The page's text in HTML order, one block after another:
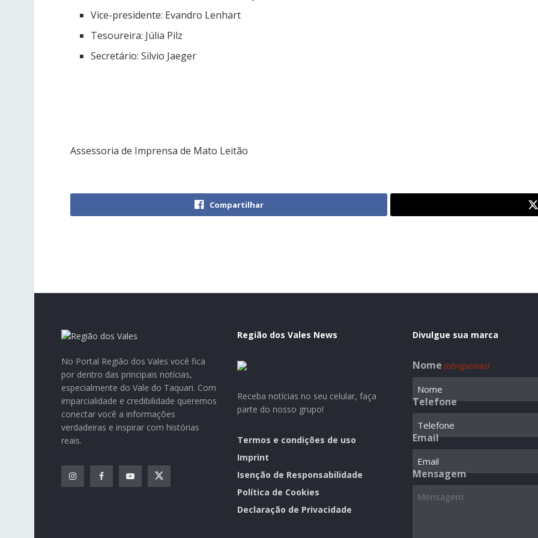
Vice-presidente: Evandro Lenhart
Tesoureira: Júlia Pilz
Secretário: Silvio Jaeger
Assessoria de Imprensa de Mato Leitão
Compartilhar
No Portal Região dos Vales você fica
por dentro das principais notícias,
especialmente do Vale do Taquari. Com
imparcialidade e credibilidade queremos
conectar você a informações
verdadeiras e inspirar com histórias
reais.
Região dos Vales News
Receba notícias no seu celular, faça
parte do nosso grupo!
Termos e condições de uso
Imprint
Isenção de Responsabilidade
Política de Cookies
Declaração de Privacidade
Divulgue sua marca
Nome (obrigatório)
Telefone
Email
Mensagem